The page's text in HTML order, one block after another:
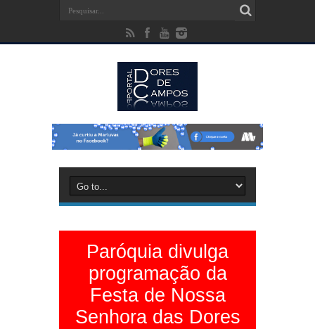
Paróquia divulga
programação da
Festa de Nossa
Senhora das Dores